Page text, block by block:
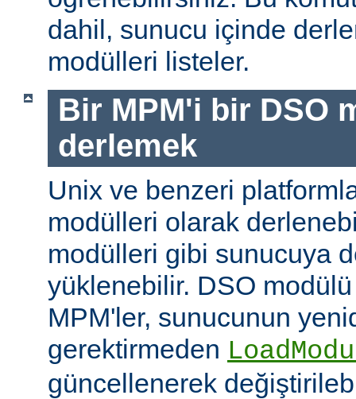
dahil, sunucu içinde
modülleri listeler.
Bir MPM'i bir DSO
derlemek
Unix ve benzeri
modülleri olarak
modülleri gibi sunucuya
yüklenebilir. DSO
MPM'ler, sunucunun
gerektirmeden
güncellenerek